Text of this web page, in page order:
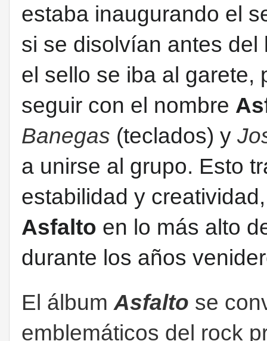
estaba inaugurando el
si se disolvían antes
el sello se iba al garete,
seguir con el nombre
Banegas (teclados) y
a unirse al grupo.
Esto
estabilidad y
Asfalto en lo más alto
durante los años
El álbum Asfalto se
emblemáticos del rock